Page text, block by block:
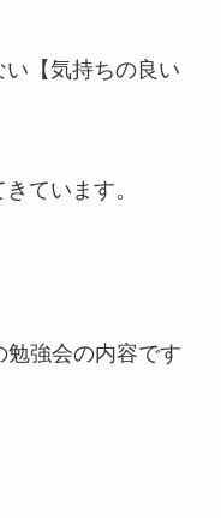
【気持ちの良い
ています。
勉強会の内容です